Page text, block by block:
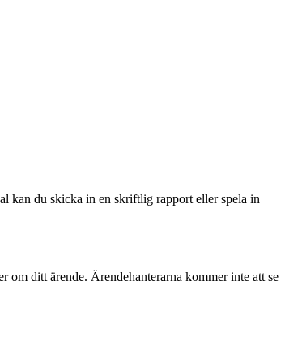
kan du skicka in en skriftlig rapport eller spela in
om ditt ärende. Ärendehanterarna kommer inte att se